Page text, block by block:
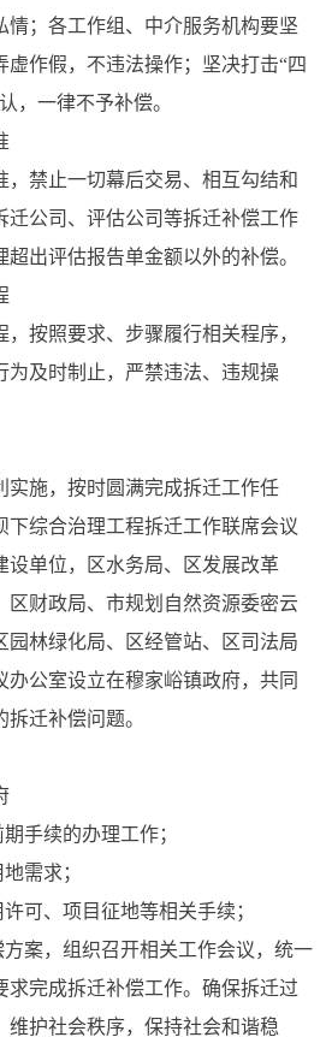
情；各工作组、中介服务机构要坚
作假，不违法操作；坚决打击“四
，一律不予补偿。
，禁止一切幕后交易、相互勾结和
迁公司、评估公司等拆迁补偿工作
出评估报告单金额以外的补偿。
按照要求、步骤履行相关程序，
为及时制止，严禁违法、违规操
实施，按时圆满完成拆迁工作任
下综合治理工程拆迁工作联席会议
设单位，区水务局、区发展改革
区财政局、市规划自然资源委密云
园林绿化局、区经管站、区司法局
公室设立在穆家峪镇政府，共同
迁补偿问题。
手续的办理工作；
需求；
可、项目征地等相关手续；
案，组织召开相关工作会议，统一
求完成拆迁补偿工作。确保拆迁过
维护社会秩序，保持社会和谐稳